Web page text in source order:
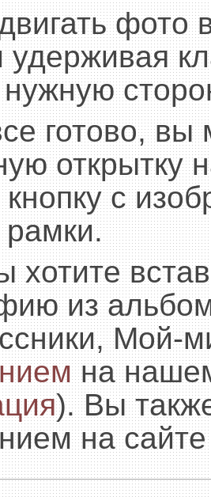
фото
удерживая
готово,
открытку
с
рамки.
хотите
из
Мой-
на нашем
). Вы
на сайте